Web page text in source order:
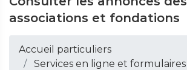
associations et fondations
Accueil particuliers
Services en ligne et formulaires